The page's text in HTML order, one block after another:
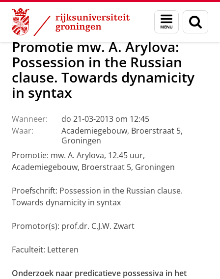
Skip
Content
Skip
Navigation
Menu
en
zoeken
Over ons Actueel Nieuws
Promotie mw. A. Arylova:
Possession in the Russian
clause. Towards dynamicity
in syntax
Wanneer:
do 21-03-2013 om 12:45
Waar:
Academiegebouw, Broerstraat 5,
Groningen
Promotie: mw. A. Arylova, 12.45 uur,
Academiegebouw, Broerstraat 5, Groningen
Proefschrift: Possession in the Russian clause.
Towards dynamicity in syntax
Promotor(s): prof.dr. C.J.W. Zwart
Faculteit: Letteren
Onderzoek naar predicatieve possessiva in het